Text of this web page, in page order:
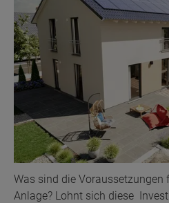
Was sind die Voraussetzungen
Anlage? Lohnt sich diese